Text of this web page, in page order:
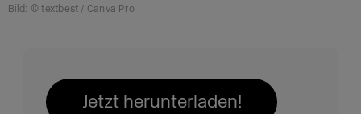
Bild: © textbest / Canva Pro
Jetzt herunterladen!